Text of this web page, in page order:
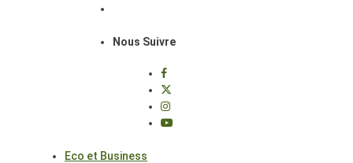
Nous Suivre
Eco et Business